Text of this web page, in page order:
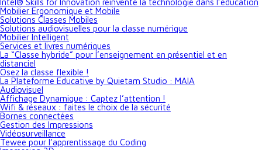
Intel® Skills for Innovation réinvente la technologie dans l’éducation
Mobilier Ergonomique et Mobile
Solutions Classes Mobiles
Solutions audiovisuelles pour la classe numérique
Mobilier Intelligent
Services et livres numériques
La “Classe hybride” pour l’enseignement en présentiel et en
distanciel
Osez la classe flexible !
La Plateforme Educative by Quietam Studio : MAIA
Audiovisuel
Affichage Dynamique : Captez l’attention !
Wifi & réseaux : faites le choix de la sécurité
Bornes connectées
Gestion des Impressions
Vidéosurveillance
Tewee pour l’apprentissage du Coding